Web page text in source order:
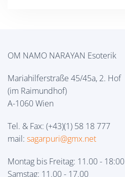
OM NAMO NARAYAN Esoterik
Mariahilferstraße 45/45a, 2. Hof
(im Raimundhof)
A-1060 Wien
Tel. & Fax: (+43)(1) 58 18 777
mail: sagarpuri@gmx.net
Montag bis Freitag: 11.00 - 18:00
Samstag: 11.00 - 17.00